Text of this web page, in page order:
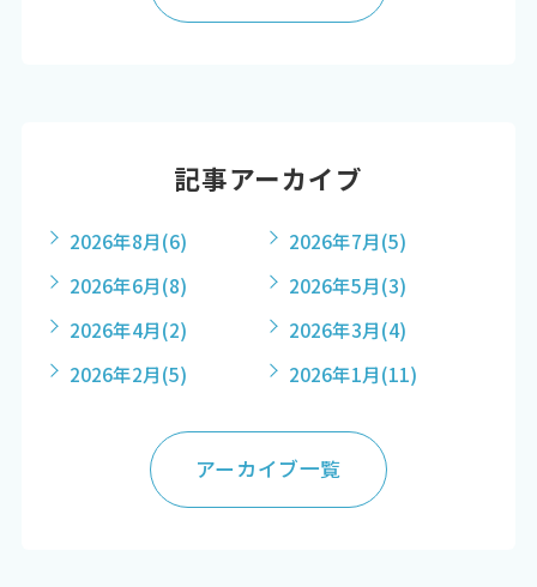
記事アーカイブ
2026年8月(6) 2026年7月(5)
2026年6月(8) 2026年5月(3)
2026年4月(2) 2026年3月(4)
2026年2月(5) 2026年1月(11)
アーカイブ一覧